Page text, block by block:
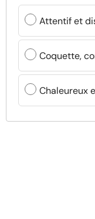
Attentif et
Coquette,
Chaleureux